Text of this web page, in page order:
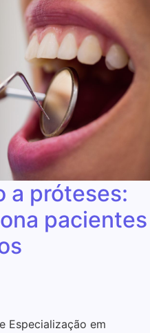
a próteses:
pacientes
Especialização em